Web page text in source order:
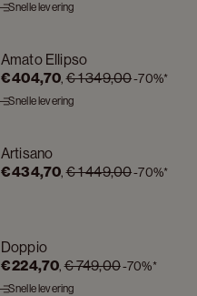
Snelle levering
OP = OP
Amato Ellipso
€ 404,70, € 1 349,00-70%*
Snelle levering
OP = OP
Artisano
€ 434,70, € 1 449,00-70%*
OP = OP
Doppio
€ 224,70, € 749,00-70%*
Snelle levering